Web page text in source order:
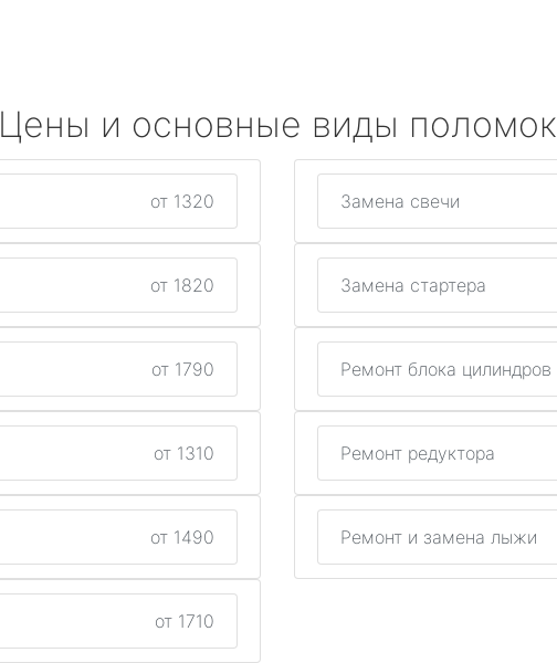
Цены и основные виды поломок
от 1320 Замена свечи
от 1820 Замена стартера
от 1790 Ремонт блока цилиндров
от 1310 Ремонт редуктора
от 1490 Ремонт и замена лыжи
от 1710